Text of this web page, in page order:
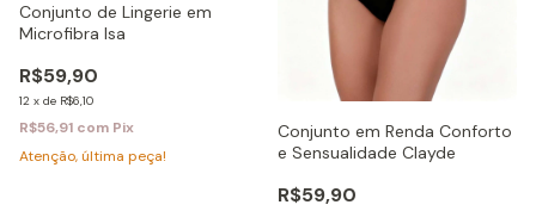
Conjunto de Lingerie em
Microfibra Isa
R$59,90
12 x de R$6,10
R$56,91 com Pix
Atenção, última peça!
Conjunto em Renda Conforto
e Sensualidade Clayde
R$59,90